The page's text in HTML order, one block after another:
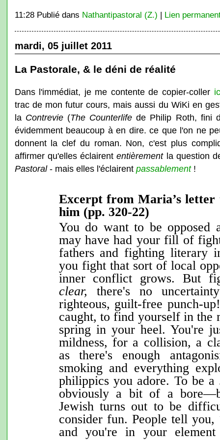
11:28 Publié dans Nathantipastoral (Z.) | Lien
mardi, 05 juillet 2011
La Pastorale, & le déni de réalité
Dans l'immédiat, je me contente de copier-coller
trac de mon futur cours, mais aussi du WiKi en
la Contrevie(The Counterlife de Philip Roth, fini
évidemment beaucoup à en dire. ce que l'on ne
donnent la clef du roman. Non, c'est plus
affirmer qu'elles éclairententièrementla question
Pastoral- mais elles l'éclairent passablement!
Excerpt from Maria’s letter
him (pp. 320-22)
You do want to be opposed
may have had your fill of
fathers and fighting literary
you fight that sort of local
inner conflict grows. But
clear, there's no
righteous, guilt-free punch-
caught, to find yourself in the
spring in your heel. You're
mildness, for a collision, a
as there's enough
smoking and everything
philippics you adore. To be a
obviously a bit of a
Jewish turns out to be
consider fun. People tell you,
and you're in your